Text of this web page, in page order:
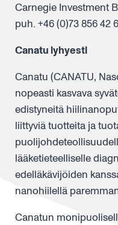
Carnegie Investment
puh. +46 (0)73 856 42
Canatu lyhyesti
Canatu (CANATU,
nopeasti kasvava
edistyneitä
liittyviä tuotteita ja
lääketieteelliselle
edelläkävijöiden
nanohiilellä
Canatun